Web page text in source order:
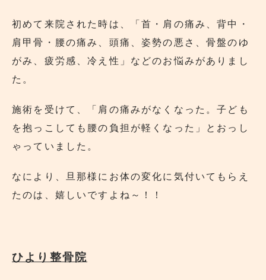
初めて来院された時は、「首・肩の痛み、背中・
肩甲骨・腰の痛み、頭痛、姿勢の悪さ、骨盤のゆ
がみ、疲労感、冷え性」などのお悩みがありまし
た。
施術を受けて、「肩の痛みがなくなった。子ども
を抱っこしても腰の負担が軽くなった」とおっし
ゃっていました。
なにより、旦那様にお体の変化に気付いてもらえ
たのは、嬉しいですよね～！！
ひより整骨院